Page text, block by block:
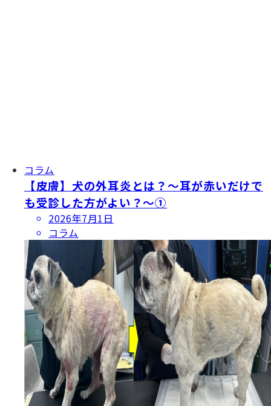
コラム
【皮膚】犬の外耳炎とは？〜耳が赤いだけで
も受診した方がよい？〜①
投
稿
2026年7月1日
コラム